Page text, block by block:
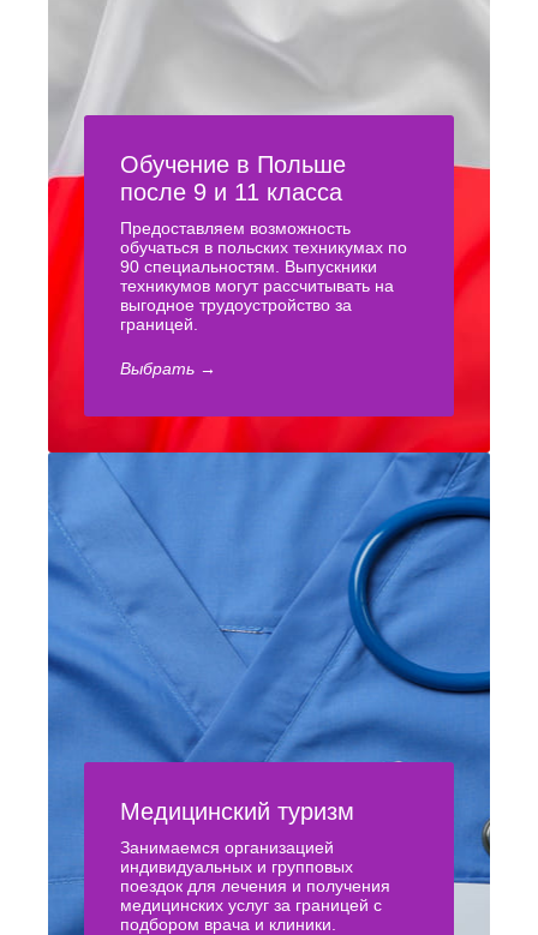
Обучение в Польше
после 9 и 11 класса
Предоставляем возможность
обучаться в польских техникумах по
90 специальностям. Выпускники
техникумов могут рассчитывать на
выгодное трудоустройство за
границей.
Выбрать →
Медицинский туризм
Занимаемся организацией
индивидуальных и групповых
поездок для лечения и получения
медицинских услуг за границей с
подбором врача и клиники.